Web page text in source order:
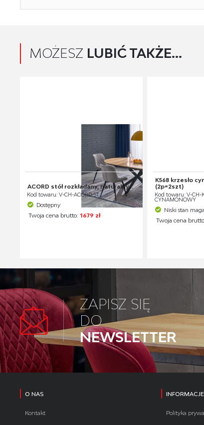
MOŻESZ LUBIĆ TAKŻE...
ACORD stół rozkładany, naturalny...
Kod towaru: V-CH-ACORD-ST
Dostępny
Twoja cena brutto:1679 zł
K568 krzesło
(2p=2szt)
Kod towaru: V-CH-
CYNAMONOWY
Niski stan
Twoja cena
ZAPISZ SIĘ
DO
NEWSLETTER
O NAS
Kontakt
INFORMACJE
Polityka